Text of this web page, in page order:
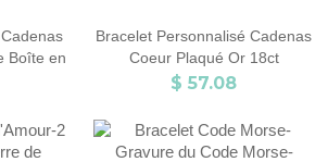
Boîte en
Bracelet Personnalisé Cadenas
Coeur Plaqué Or 18ct
$ 57.08